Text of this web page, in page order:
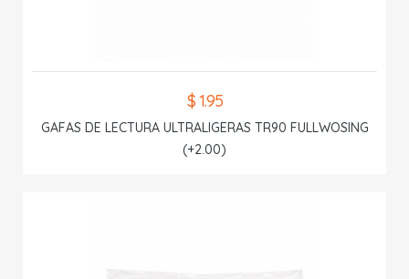
$ 1.95
GAFAS DE LECTURA ULTRALIGERAS TR90 FULLWOSING
(+2.00)